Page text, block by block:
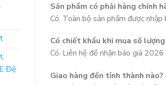
Đệ
Sản phẩm có phải hàng chính
Có. Toàn bộ sản phẩm được
Có chiết khấu khi mua số
Có. Liên hệ để nhận báo giá
Giao hàng đến tỉnh thành nào?